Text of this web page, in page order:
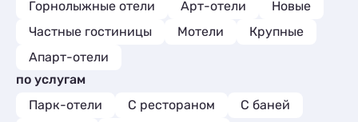
Горнолыжные отели
Арт-отели
Новые
Частные гостиницы
Мотели
Крупные
Апарт-отели
по услугам
Парк-отели
С рестораном
С баней